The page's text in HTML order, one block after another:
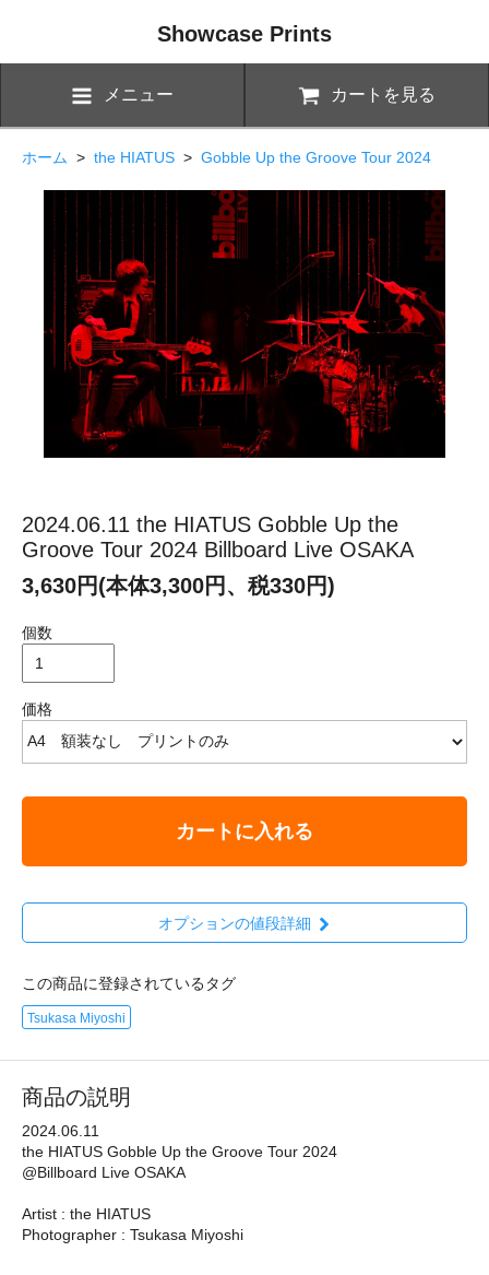
Showcase Prints
メニュー カートを見る
ホーム > the HIATUS > Gobble Up the Groove Tour 2024
2024.06.11 the HIATUS Gobble Up the
Groove Tour 2024 Billboard Live OSAKA
3,630円(本体3,300円、税330円)
個数
価格
カートに入れる
オプションの値段詳細
この商品に登録されているタグ
Tsukasa Miyoshi
商品の説明
2024.06.11
the HIATUS Gobble Up the Groove Tour 2024
@Billboard Live OSAKA
Artist : the HIATUS
Photographer : Tsukasa Miyoshi